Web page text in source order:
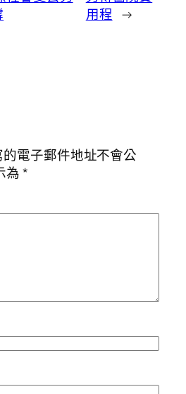
用程 →
電子郵件地址不會公
為*